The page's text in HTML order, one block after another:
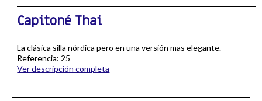
Capitoné Thai
La clásica silla nórdica pero en una versión mas elegante.
Referencia: 25
Ver descripción completa